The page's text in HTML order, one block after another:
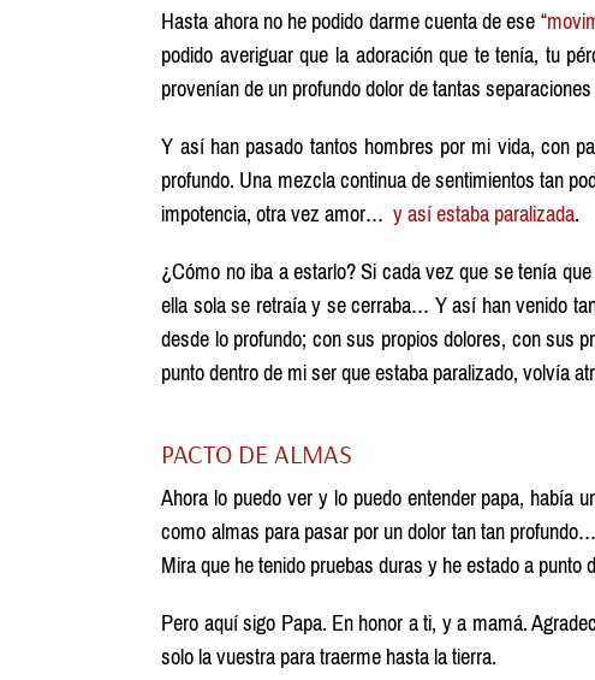
Hasta ahora no he podido darme cuenta de ese
podido averiguar que la adoración que te tenía, tu
provenían de un profundo dolor de tantas
Y así han pasado tantos hombres por mi vida, con
profundo. Una mezcla continua de sentimientos tan
impotencia, otra vez amor…y así estaba paralizada.
¿Cómo no iba a estarlo? Si cada vez que se tenía
ella sola se retraía y se cerraba… Y así han venido
desde lo profundo; con sus propios dolores, con
punto dentro de mi ser que estaba paralizado, volvía
PACTO DE ALMAS
Ahora lo puedo ver y lo puedo entender papa, había
como almas para pasar por un dolor tan tan
Mira que he tenido pruebas duras y he estado a
Pero aquí sigo Papa. En honor a ti, y a mamá.
solo la vuestra para traerme hasta la tierra.